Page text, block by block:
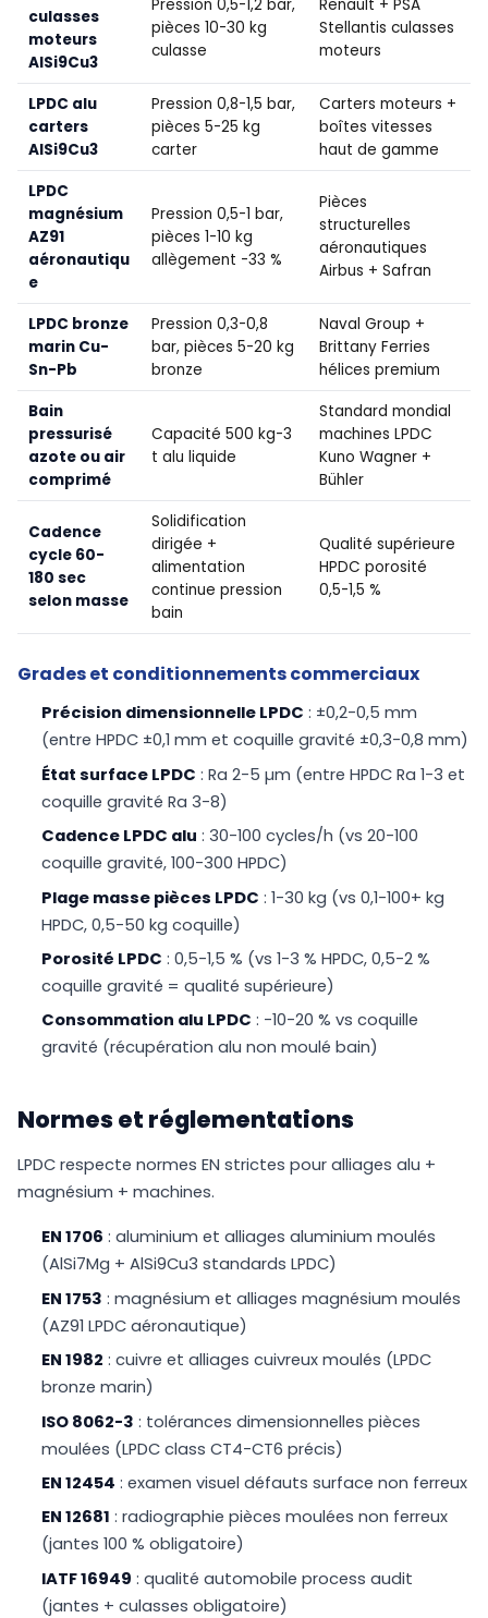
culasses
moteurs
AlSi9Cu3
Pression 0,5-1,2 bar,
pièces 10-30 kg
culasse
Renault + PSA
Stellantis culasses
moteurs
LPDC alu
carters
AlSi9Cu3
Pression 0,8-1,5 bar,
pièces 5-25 kg
carter
Carters moteurs +
boîtes vitesses
haut de gamme
LPDC
magnésium
AZ91
aéronautiqu
e
Pression 0,5-1 bar,
pièces 1-10 kg
allègement -33 %
Pièces
structurelles
aéronautiques
Airbus + Safran
LPDC bronze
marin Cu-
Sn-Pb
Pression 0,3-0,8
bar, pièces 5-20 kg
bronze
Naval Group +
Brittany Ferries
hélices premium
Bain
pressurisé
azote ou air
comprimé
Capacité 500 kg-3
t alu liquide
Standard mondial
machines LPDC
Kuno Wagner +
Bühler
Cadence
cycle 60-
180 sec
selon masse
Solidification
dirigée +
alimentation
continue pression
bain
Qualité supérieure
HPDC porosité
0,5-1,5 %
Grades et conditionnements commerciaux
Précision dimensionnelle LPDC : ±0,2-0,5 mm
(entre HPDC ±0,1 mm et coquille gravité ±0,3-0,8 mm)
État surface LPDC : Ra 2-5 µm (entre HPDC Ra 1-3 et
coquille gravité Ra 3-8)
Cadence LPDC alu : 30-100 cycles/h (vs 20-100
coquille gravité, 100-300 HPDC)
Plage masse pièces LPDC : 1-30 kg (vs 0,1-100+ kg
HPDC, 0,5-50 kg coquille)
Porosité LPDC : 0,5-1,5 % (vs 1-3 % HPDC, 0,5-2 %
coquille gravité = qualité supérieure)
Consommation alu LPDC : -10-20 % vs coquille
gravité (récupération alu non moulé bain)
Normes et réglementations
LPDC respecte normes EN strictes pour alliages alu +
magnésium + machines.
EN 1706 : aluminium et alliages aluminium moulés
(AlSi7Mg + AlSi9Cu3 standards LPDC)
EN 1753 : magnésium et alliages magnésium moulés
(AZ91 LPDC aéronautique)
EN 1982 : cuivre et alliages cuivreux moulés (LPDC
bronze marin)
ISO 8062-3 : tolérances dimensionnelles pièces
moulées (LPDC class CT4-CT6 précis)
EN 12454 : examen visuel défauts surface non ferreux
EN 12681 : radiographie pièces moulées non ferreux
(jantes 100 % obligatoire)
IATF 16949 : qualité automobile process audit
(jantes + culasses obligatoire)